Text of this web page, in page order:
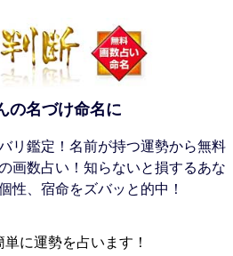
の名づけ命名に
リ鑑定！名前が持つ運勢から無料
画数占い！知らないと損するあな
性、宿命をズバッと的中！
に運勢を占います！